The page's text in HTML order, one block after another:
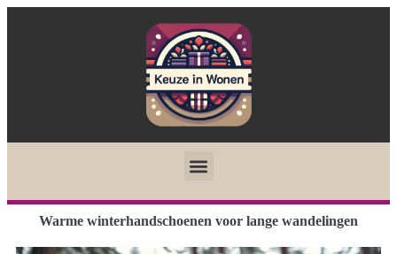
Warme winterhandschoenen voor lange wandelingen